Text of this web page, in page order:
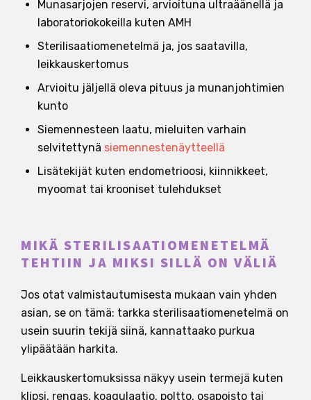
Munasarjojen reservi, arvioituna ultraäänellä ja
laboratoriokokeilla kuten AMH
Sterilisaatiomenetelmä ja, jos saatavilla,
leikkauskertomus
Arvioitu jäljellä oleva pituus ja munanjohtimien
kunto
Siemennesteen laatu, mieluiten varhain
selvitettynä siemennestenäytteellä
Lisätekijät kuten endometrioosi, kiinnikkeet,
myoomat tai krooniset tulehdukset
MIKÄ STERILISAATIOMENETELMÄ
TEHTIIN JA MIKSI SILLÄ ON VÄLIÄ
Jos otat valmistautumisesta mukaan vain yhden
asian, se on tämä: tarkka sterilisaatiomenetelmä on
usein suurin tekijä siinä, kannattaako purkua
ylipäätään harkita.
Leikkauskertomuksissa näkyy usein termejä kuten
klipsi, rengas, koagulaatio, poltto, osapoisto tai